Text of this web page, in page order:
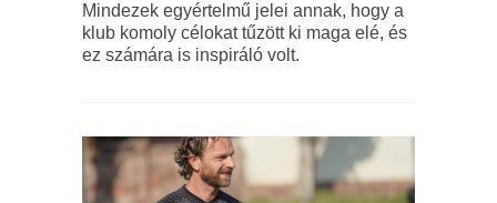
Mindezek egyértelmű jelei annak, hogy a
klub komoly célokat tűzött ki maga elé, és
ez számára is inspiráló volt.